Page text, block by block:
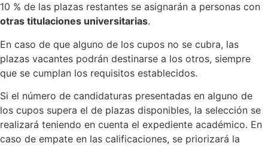
10 % de las plazas restantes se asignarán a personas con
otras titulaciones universitarias.
En caso de que alguno de los cupos no se cubra, las
plazas vacantes podrán destinarse a los otros, siempre
que se cumplan los requisitos establecidos.
Si el número de candidaturas presentadas en alguno de
los cupos supera el de plazas disponibles, la selección se
realizará teniendo en cuenta el expediente académico. En
caso de empate en las calificaciones, se priorizará la